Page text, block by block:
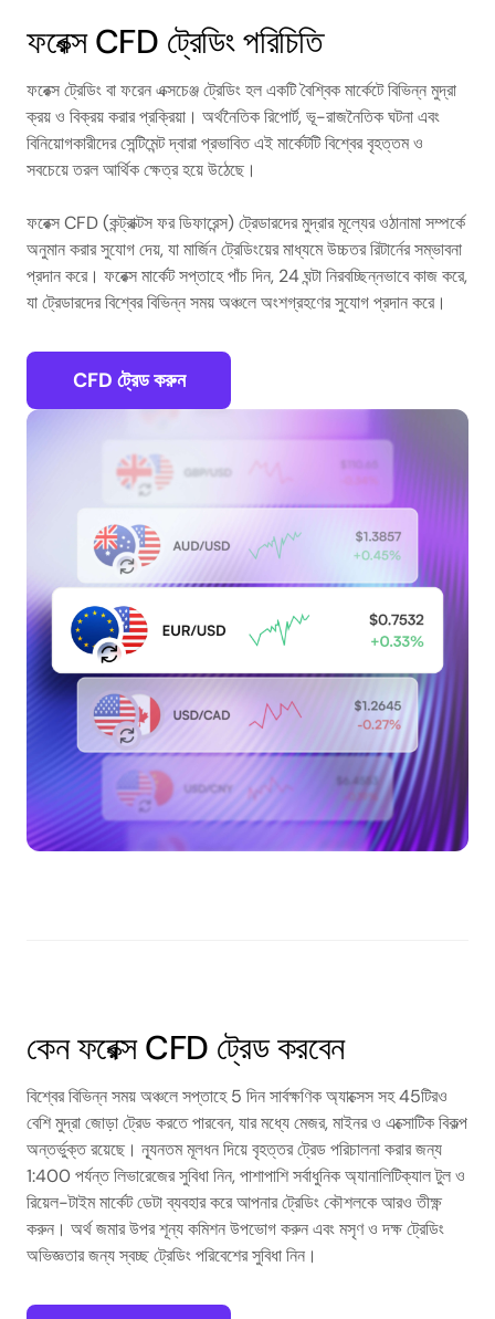
ফরেক্স CFD ট্রেডিং পরিচিতি
ফরেক্স ট্রেডিং বা ফরেন এক্সচেঞ্জ ট্রেডিং হল একটি বৈশ্বিক মার্কেটে বিভিন্ন মুদ্রা
ক্রয় ও বিক্রয় করার প্রক্রিয়া। অর্থনৈতিক রিপোর্ট, ভূ-রাজনৈতিক ঘটনা এবং
বিনিয়োগকারীদের সেন্টিমেন্ট দ্বারা প্রভাবিত এই মার্কেটটি বিশ্বের বৃহত্তম ও
সবচেয়ে তরল আর্থিক ক্ষেত্র হয়ে উঠেছে।
ফরেক্স CFD (কন্ট্রাক্টস ফর ডিফারেন্স) ট্রেডারদের মুদ্রার মূল্যের ওঠানামা সম্পর্কে
অনুমান করার সুযোগ দেয়, যা মার্জিন ট্রেডিংয়ের মাধ্যমে উচ্চতর রিটার্নের সম্ভাবনা
প্রদান করে। ফরেক্স মার্কেট সপ্তাহে পাঁচ দিন, 24 ঘন্টা নিরবচ্ছিন্নভাবে কাজ করে,
যা ট্রেডারদের বিশ্বের বিভিন্ন সময় অঞ্চলে অংশগ্রহণের সুযোগ প্রদান করে।
CFD ট্রেড করুন
কেন ফরেক্স CFD ট্রেড করবেন
বিশ্বের বিভিন্ন সময় অঞ্চলে সপ্তাহে 5 দিন সার্বক্ষণিক অ্যাক্সেস সহ 45টিরও
বেশি মুদ্রা জোড়া ট্রেড করতে পারবেন, যার মধ্যে মেজর, মাইনর ও এক্সোটিক বিকল্প
অন্তর্ভুক্ত রয়েছে। ন্যূনতম মূলধন দিয়ে বৃহত্তর ট্রেড পরিচালনা করার জন্য
1:400 পর্যন্ত লিভারেজের সুবিধা নিন, পাশাপাশি সর্বাধুনিক অ্যানালিটিক্যাল টুল ও
রিয়েল-টাইম মার্কেট ডেটা ব্যবহার করে আপনার ট্রেডিং কৌশলকে আরও তীক্ষ্ণ
করুন। অর্থ জমার উপর শূন্য কমিশন উপভোগ করুন এবং মসৃণ ও দক্ষ ট্রেডিং
অভিজ্ঞতার জন্য স্বচ্ছ ট্রেডিং পরিবেশের সুবিধা নিন।